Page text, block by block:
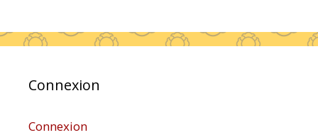
Connexion
Connexion